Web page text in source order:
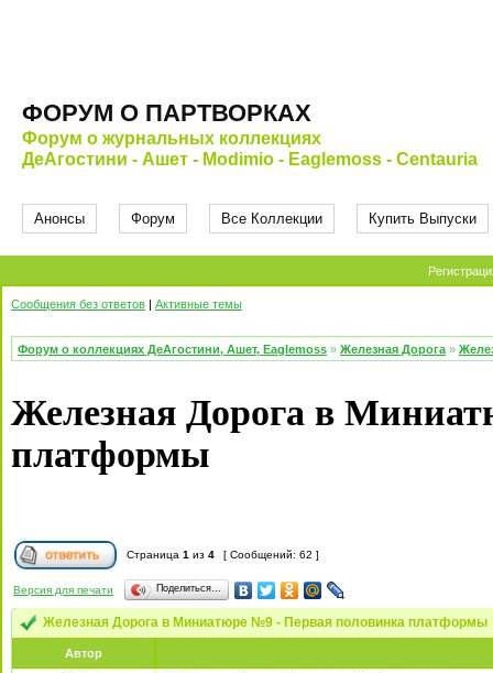
ФОРУМ О ПАРТВОРКАХ
Форум о журнальных коллекциях
ДеАгостини - Ашет - Modimio - Eaglemoss - Centauria
Анонсы Форум Все Коллекции Купить Выпуски
Сообщения без ответов | Активные темы
Форум о коллекциях ДеАгостини, Ашет, Eaglemoss » Железная Дорога »
Железная Дорога в
платформы
Страница 1 из 4 [ Сообщений: 62 ]
Версия для печати Поделиться…
Железная Дорога в Миниатюре №9 - Первая половинка платформы
Автор